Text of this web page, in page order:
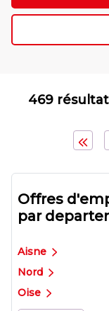
469
Offres
par
Aisne
Nord
Oise